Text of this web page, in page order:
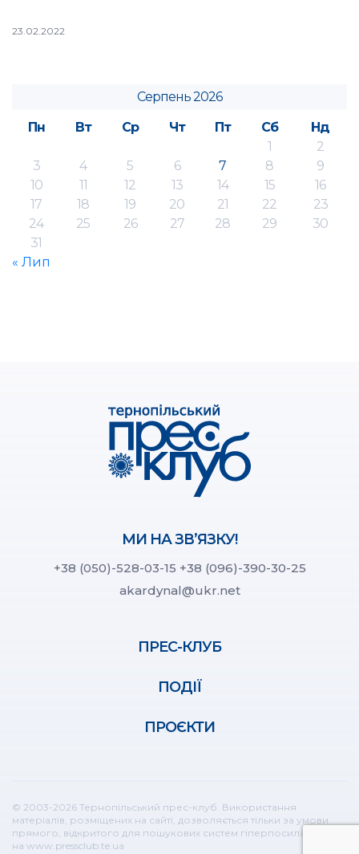
23.02.2022
Серпень 2026
Пн
Вт Ср Чт Пт Сб
Нд
1
2
3
4 5 6 7 8
9
10
11 12 13 14 15
16
17
18 19 20 21 22
23
24
25 26 27 28 29
30
31
« Лип
МИ НА ЗВ’ЯЗКУ!
+38 (050)-528-03-15 +38 (096)-390-30-25
akardynal@ukr.net
ПРЕС-КЛУБ
ПОДІЇ
ПРОЄКТИ
© 2003-2026 Тернопільський прес-клуб. Використання
матеріалів, розміщених на сайті, дозволяється тільки за умови
прямого, відкритого для пошукових систем гіперпосилання
на www.pressclub.te.ua